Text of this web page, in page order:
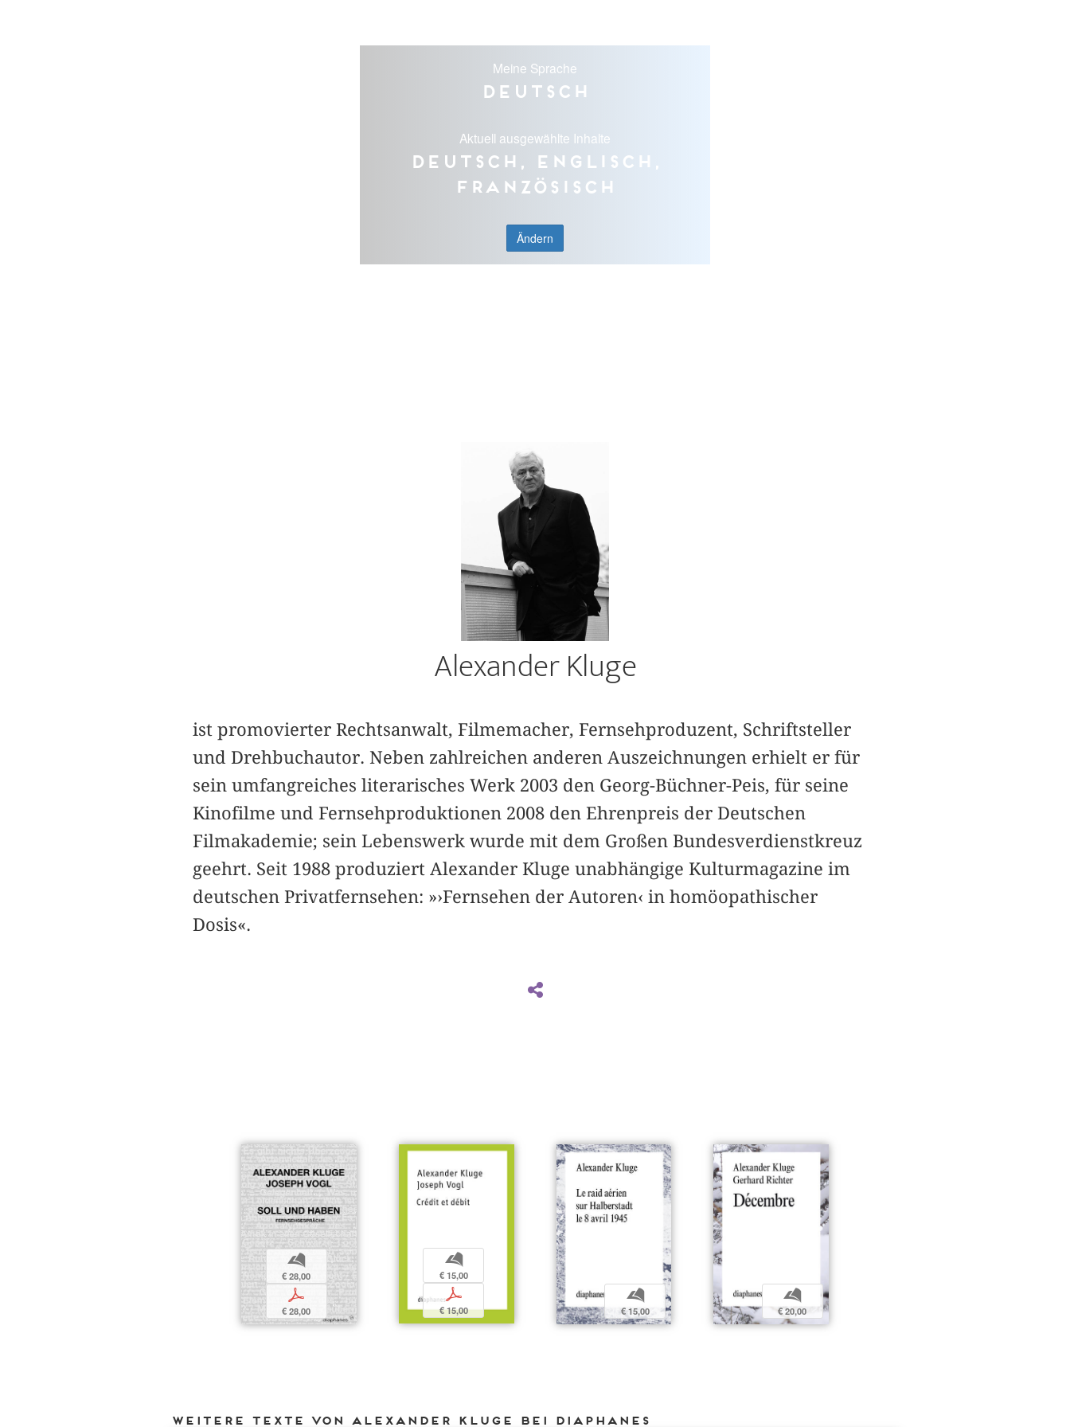
Meine Sprache
Deutsch
Aktuell ausgewählte Inhalte
Deutsch, Englisch,
Französisch
Ändern
Alexander Kluge
ist promovierter Rechtsanwalt, Filmemacher, Fernsehproduzent, Schriftsteller
und Drehbuchautor. Neben zahlreichen anderen Auszeichnungen erhielt er für
sein umfangreiches literarisches Werk 2003 den Georg-Büchner-Peis, für seine
Kinofilme und Fernsehproduktionen 2008 den Ehrenpreis der Deutschen
Filmakademie; sein Lebenswerk wurde mit dem Großen Bundesverdienstkreuz
geehrt. Seit 1988 produziert Alexander Kluge unabhängige Kulturmagazine im
deutschen Privatfernsehen: »›Fernsehen der Autoren‹ in homöopathischer
Dosis«.
b
€ 28,00
p
€ 28,00
b
€ 15,00
p
€ 15,00
b
€ 15,00
b
€ 20,00
Weitere Texte von Alexander Kluge bei DIAPHANES